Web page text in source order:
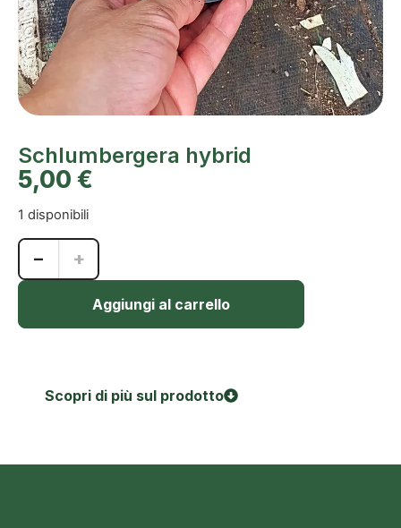
Schlumbergera hybrid
5,00 €
1 disponibili
− +
Aggiungi al carrello
Scopri di più sul prodotto